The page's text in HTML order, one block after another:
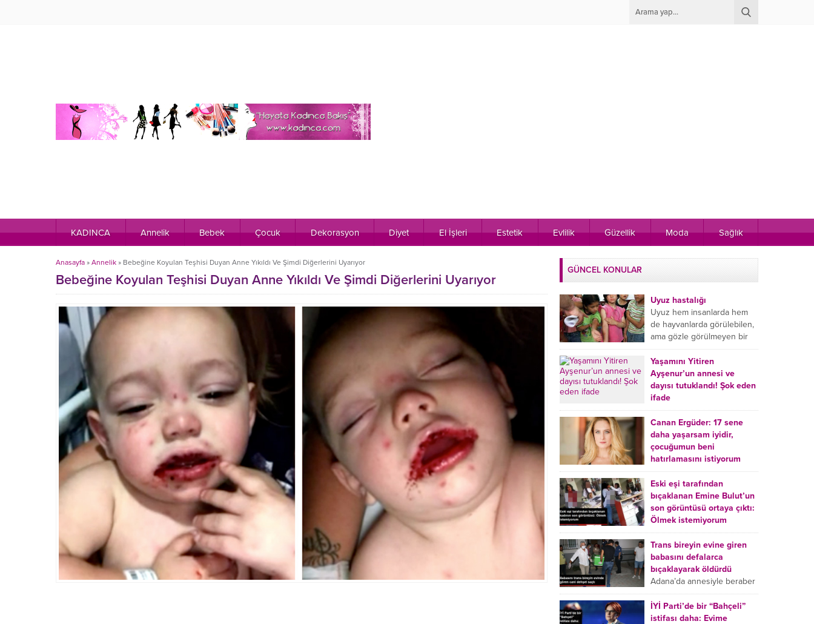
KADINCA Annelik Bebek Çocuk Dekorasyon Diyet El İşleri Estetik Evlilik Güzellik Moda Sağlık
Anasayfa » Annelik » Bebeğine Koyulan Teşhisi Duyan Anne Yıkıldı Ve Şimdi Diğerlerini Uyarıyor
Bebeğine Koyulan Teşhisi Duyan Anne Yıkıldı Ve Şimdi Diğerlerini Uyarıyor
GÜNCEL KONULAR
Uyuz hastalığı
Uyuz hem insanlarda hem
de hayvanlarda görülebilen,
ama gözle görülmeyen bir
tür mikroplu böcek
hastalığıdır. Uyuz hastalığı
(Urticaria), deride veya...
Yaşamını Yitiren
Ayşenur’un annesi ve
dayısı tutuklandı! Şok eden
ifade
Burdur’da yatağında ölü
bulunan Ayşenur Kazık’ın (2)
annesi Kader Karadeniz (23)
ile dayısı Hızır Tunç
Çetinkaya (19) tutuklandı.
Çetinkaya, ifadesinde...
Canan Ergüder: 17 sene
daha yaşarsam iyidir,
çocuğumun beni
hatırlamasını istiyorum
Kanser tedavisi gören ünlü
oyuncu Canan Ergüder,
hastalık sürecini anlattı:
Meme kanserine yakalanan
ünlü oyuncu Canan Ergüder
aklıma ilk ölümün...
Eski eşi tarafından
bıçaklanan Emine Bulut’un
son görüntüsü ortaya çıktı:
Ölmek istemiyorum
Kırıkkale’de eski eşi
tarafından boğazından
bıçaklanan Emine Bulut’un
“Ben ölmek istemiyorum”
demesi ve yanında bulunan
10 yaşındaki kızının “Anne
lütfen...
Trans bireyin evine giren
babasını defalarca
bıçaklayarak öldürdü
Adana’da annesiyle beraber
takip ettiği babasının trans
bireyin evine girdiği gören
cani, babasını vücudunun
İYİ Parti’de bir “Bahçeli”
istifası daha: Evime